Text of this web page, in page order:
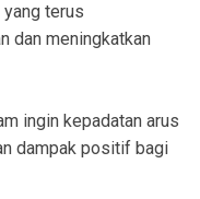
yang terus
dan meningkatkan
ingin kepadatan arus
dampak positif bagi